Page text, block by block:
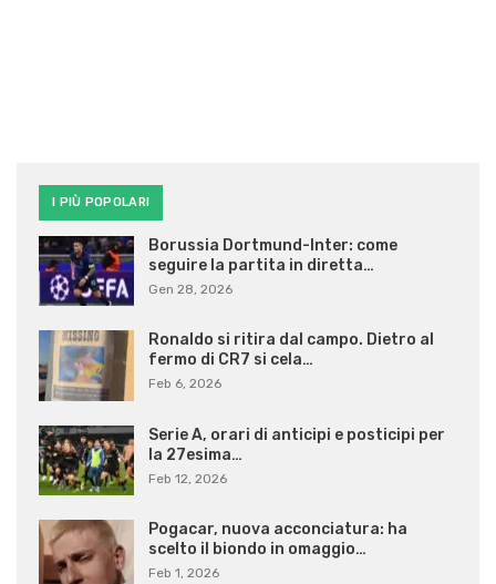
I PIÙ POPOLARI
Borussia Dortmund-Inter: come
seguire la partita in diretta…
Gen 28, 2026
Ronaldo si ritira dal campo. Dietro al
fermo di CR7 si cela…
Feb 6, 2026
Serie A, orari di anticipi e posticipi per
la 27esima…
Feb 12, 2026
Pogacar, nuova acconciatura: ha
scelto il biondo in omaggio…
Feb 1, 2026